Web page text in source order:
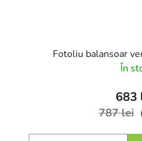
Fotoliu balansoar
În
683
787 lei